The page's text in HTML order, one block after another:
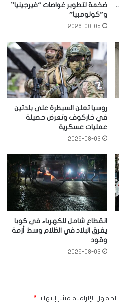
“إسرائيلي” غادروا البلاد عام 2025..
ضخمة لتطوير غواصات “فيرجينيا”
و”كولومبيا”
2026-08-05
روسيا تعلن السيطرة على بلدتين
في خاركوف وتعرض حصيلة
عمليات عسكرية
2026-08-03
انقطاع شامل للكهرباء في كوبا
يغرق البلاد في الظلام وسط أزمة
وقود
2026-08-03
الحقول الإلزامية مشار إليها بـ *